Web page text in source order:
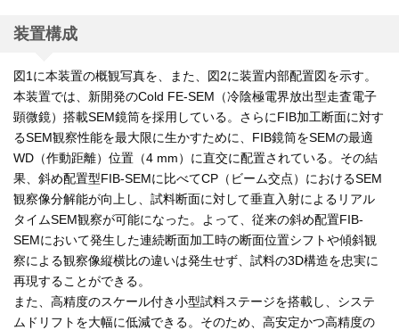
装置構成
図1に本装置の概観写真を、また、図2に装置内部配置図を示す。
本装置では、新開発のCold FE-SEM（冷陰極電界放出型走査電子
顕微鏡）搭載SEM鏡筒を採用している。さらにFIB加工断面に対す
るSEM観察性能を最大限に生かすために、FIB鏡筒をSEMの最適
WD（作動距離）位置（4 mm）に直交に配置されている。その結
果、斜め配置型FIB-SEMに比べてCP（ビーム交点）におけるSEM
観察像分解能が向上し、試料断面に対して垂直入射によるリアル
タイムSEM観察が可能になった。よって、従来の斜め配置FIB-
SEMにおいて発生した連続断面加工時の断面位置シフトや傾斜観
察による観察像縦横比の違いは発生せず、試料の3D構造を忠実に
再現することができる。
また、高精度のスケール付き小型試料ステージを搭載し、システ
ムドリフトを大幅に低減できる。そのため、高安定かつ高精度の